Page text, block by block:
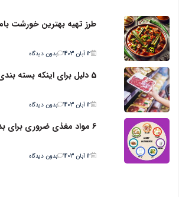
طرز تهیه بهترین خورشت
12 آبان 1403 بدون دیدگاه
5 دلیل برای اینکه بسته بندی گوشت مهم است
12 آبان 1403 بدون دیدگاه
6 مواد مغذی ضروری برای بدن چیست؟
12 آبان 1403 بدون دیدگاه